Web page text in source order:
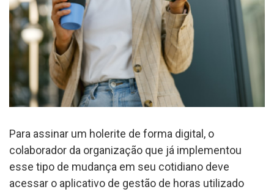
Para assinar um holerite de forma digital, o
colaborador da organização que já implementou
esse tipo de mudança em seu cotidiano deve
acessar o aplicativo de gestão de horas utilizado